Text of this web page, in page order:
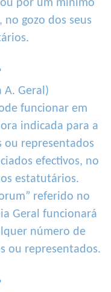
por um mínimo
no gozo dos seus
A. Geral)
funcionar em
indicada para a
ou representados
efectivos, no
estatutários.
referido no
Geral funcionará
número de
ou representados.